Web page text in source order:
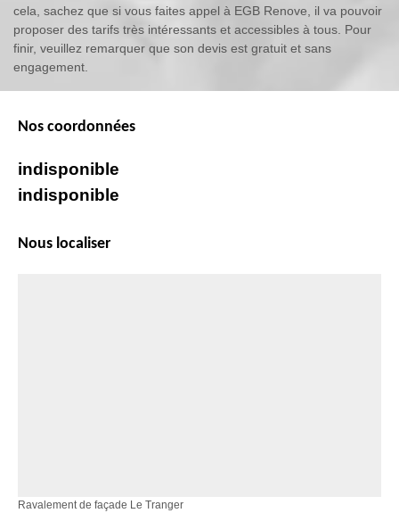
cela, sachez que si vous faites appel à EGB Renove, il va pouvoir
proposer des tarifs très intéressants et accessibles à tous. Pour
finir, veuillez remarquer que son devis est gratuit et sans
engagement.
Nos coordonnées
indisponible
indisponible
Nous localiser
Ravalement de façade Le Tranger